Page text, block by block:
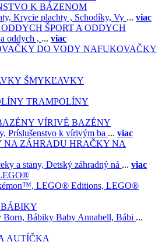
K BÁZENOM
Krycie plachty , Schodíky, Vy ... viac
ŠPORT A ODDYCH
oddych , ... viac
NAFUKOVAČKY
ŠMYKĽAVKY
TRAMPOLÍNY
VÍRIVÉ BAZÉNY
Príslušenstvo k vírivým ba ... viac
HRAČKY NA
a stany, Detský záhradný ná ... viac
LEGO® Editions, LEGO®
BÁBIKY
Born, Bábiky Baby Annabell, Bábi ...
AUTÍČKA